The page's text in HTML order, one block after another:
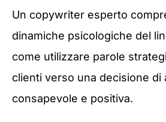
Un copywriter esperto
dinamiche psicologiche del
come utilizzare parole
clienti verso una decisione di
consapevole e positiva.